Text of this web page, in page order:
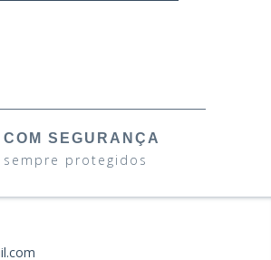
SEGURANÇA
sempre protegidos